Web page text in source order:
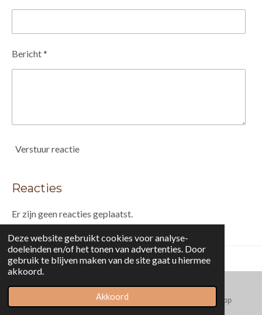
Deze website gebruikt cookies voor analyse-
doeleinden en/of het tonen van advertenties. Door
gebruik te blijven maken van de site gaat u hiermee
akkoord.
Akkoord
Bericht *
Verstuur reactie
Reacties
Er zijn geen reacties geplaatst.
HOME
LINKS-DRONE-SHOP-CONTACT -DOWNLOADS
Facebook WhatsApp